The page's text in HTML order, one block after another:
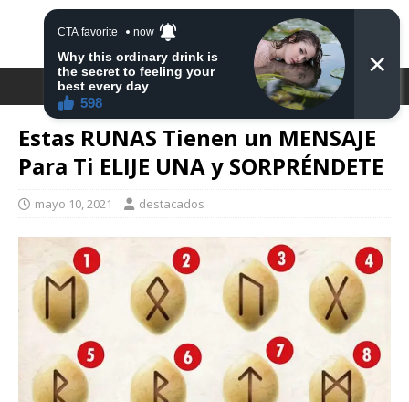
DESTACA2
Estas RUNAS Tienen un MENSAJE
Para Ti ELIJE UNA y SORPRÉNDETE
mayo 10, 2021 destacados